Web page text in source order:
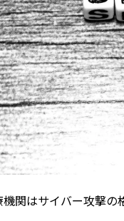
関はサイバー攻撃の